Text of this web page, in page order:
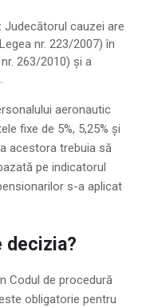
Judecătorul cauzei are
nr. 223/2007) în
263/2010) și a
aeronautic
fixe de 5%, 5,25% și
acestora trebuia să
pe indicatorul
s-a aplicat
decizia?
Codul de procedură
obligatorie pentru